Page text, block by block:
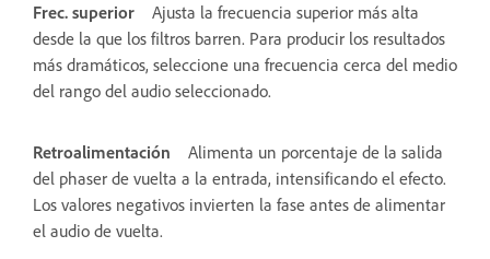
Frec. superior
Ajusta la frecuencia superior más alta
desde la que los filtros barren. Para producir los resultados
más dramáticos, seleccione una frecuencia cerca del medio
del rango del audio seleccionado.
Retroalimentación
Alimenta un porcentaje de la salida
del phaser de vuelta a la entrada, intensificando el efecto.
Los valores negativos invierten la fase antes de alimentar
el audio de vuelta.